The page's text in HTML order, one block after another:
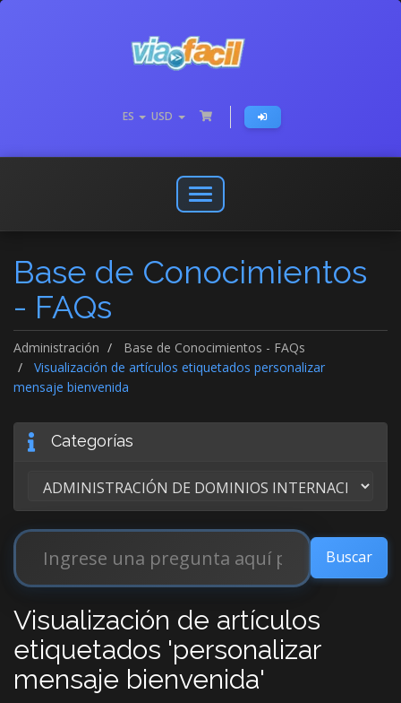
ES USD
Abrir
o
menú
de
Base de Conocimientos
- FAQs
Administración
Base de Conocimientos - FAQs
Visualización de artículos etiquetados personalizar
mensaje bienvenida
Categorías
Visualización de artículos
etiquetados 'personalizar
mensaje bienvenida'